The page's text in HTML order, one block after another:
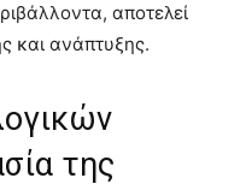
αποτελεί
και ανάπτυξης.
της